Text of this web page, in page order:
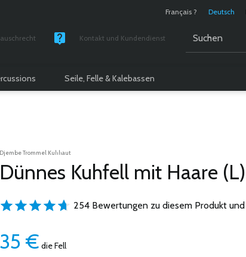
Français ? Deutsch
Kontakt und Kundendienst
Seile, Felle & Kalebassen
Djembe Trommel Kuhhaut
Dünnes Kuhfell mit Haare (L)
254 Bewertungen zu diesem Produkt und
35 € die Fell